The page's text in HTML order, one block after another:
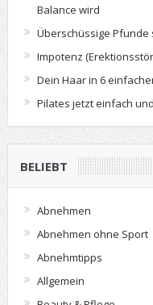
Balance wird
Überschüssige
Impotenz
Dein Haar in 6
Pilates jetzt einfach
BELIEBT
Abnehmen
Abnehmen ohne Sport
Abnehmtipps
Allgemein